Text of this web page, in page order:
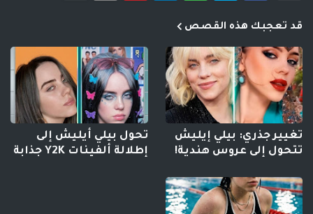
قد تعجبك هذه القصص
تغيير جذري: بيلي إيليش
تتحول إلى عروس هندية!
تحول بيلي أيليش إلى
إطلالة ألفينات Y2K جذابة